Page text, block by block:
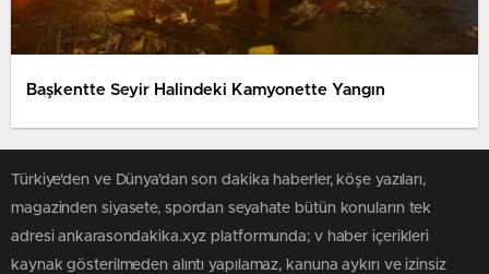
Başkentte Seyir Halindeki Kamyonette Yangın
Türkiye'den ve Dünya’dan son dakika haberler, köşe yazıları,
magazinden siyasete, spordan seyahate bütün konuların tek
adresi ankarasondakika.xyz platformunda; v haber içerikleri
kaynak gösterilmeden alıntı yapılamaz, kanuna aykırı ve izinsiz